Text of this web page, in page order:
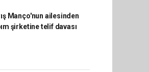
Manço'nun ailesinden
şirketine telif davası